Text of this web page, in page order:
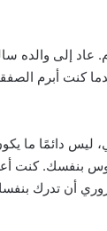
إلى والده
كنت أبرم
ليس دائمًا ما
بنفسك. كنت
أن تدرك بنفسك